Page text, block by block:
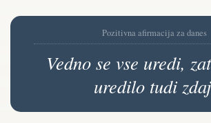
Pozitivna afirmacija za danes
Vedno se vse uredi,
uredilo tudi